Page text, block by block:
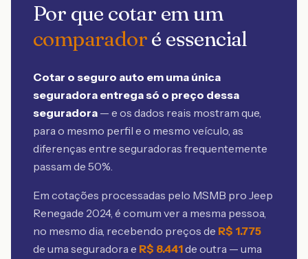
Por que cotar em um
comparadoré essencial
Cotar o seguro auto em uma única
seguradora entrega só o preço dessa
seguradora — e os dados reais mostram que,
para o mesmo perfil e o mesmo veículo, as
diferenças entre seguradoras frequentemente
passam de 50%.
Em cotações processadas pelo MSMB pro Jeep
Renegade 2024, é comum ver a mesma pessoa,
no mesmo dia, recebendo preços de R$ 1.775
de uma seguradora e R$ 8.441de outra — uma